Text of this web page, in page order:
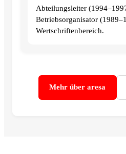
Abteilungsleiter
Betriebsorganisator
Wertschriftenbereich.
Mehr über aresa